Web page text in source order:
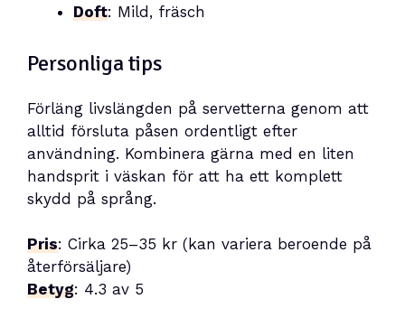
Doft: Mild, fräsch
Personliga tips
Förläng livslängden på servetterna genom att
alltid försluta påsen ordentligt efter
användning. Kombinera gärna med en liten
handsprit i väskan för att ha ett komplett
skydd på språng.
Pris: Cirka 25–35 kr (kan variera beroende på
återförsäljare)
Betyg: 4.3 av 5